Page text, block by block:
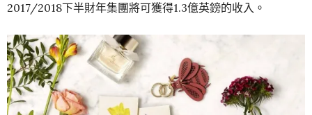
2017/2018下半財年集團將可獲得1.3億英鎊的收入。